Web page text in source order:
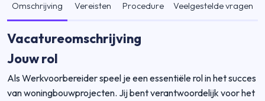
Omschrijving Vereisten Procedure Veelgestelde vragen
Vacatureomschrijving
Jouw rol
Als Werkvoorbereider speel je een essentiële rol in het succes
van woningbouwprojecten. Jij bent verantwoordelijk voor het